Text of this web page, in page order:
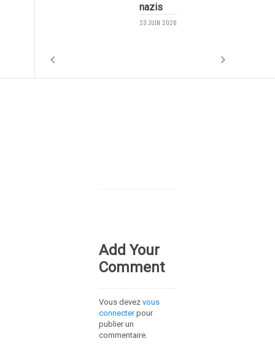
nazis
23 JUIN 2026
Add Your
Comment
Vous devez vous
connecterpour
publier un
commentaire.